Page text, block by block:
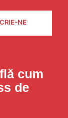
NE
cum
de